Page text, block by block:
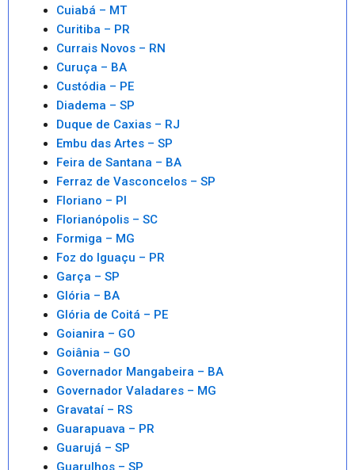
Cuiabá – MT
Curitiba – PR
Currais Novos – RN
Curuça – BA
Custódia – PE
Diadema – SP
Duque de Caxias – RJ
Embu das Artes – SP
Feira de Santana – BA
Ferraz de Vasconcelos – SP
Floriano – PI
Florianópolis – SC
Formiga – MG
Foz do Iguaçu – PR
Garça – SP
Glória – BA
Glória de Coitá – PE
Goianira – GO
Goiânia – GO
Governador Mangabeira – BA
Governador Valadares – MG
Gravataí – RS
Guarapuava – PR
Guarujá – SP
Guarulhos – SP